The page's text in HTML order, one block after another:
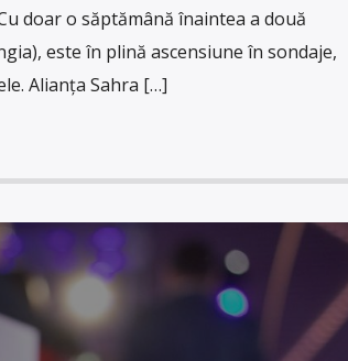
doar o săptămână înaintea a două
este în plină ascensiune în sondaje,
Alianța Sahra […]